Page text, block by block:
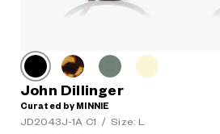
John Dillinger
Curated by MINNIE
JD2043J-1A C1 / Size: L